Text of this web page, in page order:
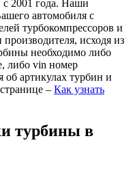
с 2001 года. Наши
автомобиля с
турбокомпрессоров и
исходя из
необходимо либо
либо vin номер
артикулах турбин и
– Как узнать
турбины в